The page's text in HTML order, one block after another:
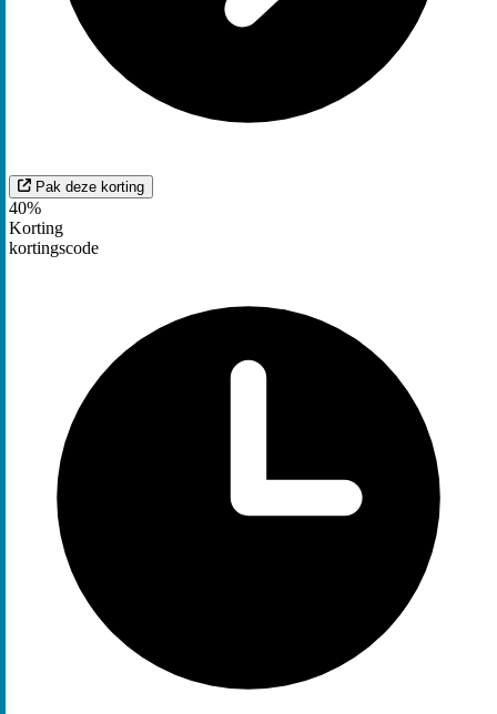
Pak deze korting
40%
Korting
kortingscode